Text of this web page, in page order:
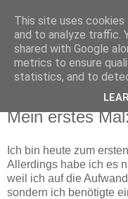
Matzes
Mein privates Blog
Mein erstes
Ich bin heute zum
Allerdings habe ich es
weil ich auf die
sondern ich benötigte
This site uses
and to analyze traffic.
shared with Google
metrics to ensure
statistics, and to